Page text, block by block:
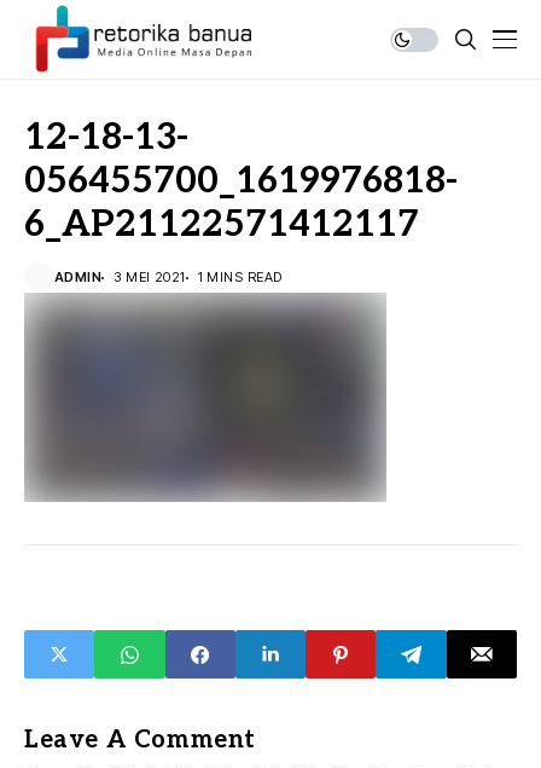
12-18-13-
056455700_1619976818-
6_AP21122571412117
ADMIN 3 MEI 2021 1 MINS READ
Leave A Comment